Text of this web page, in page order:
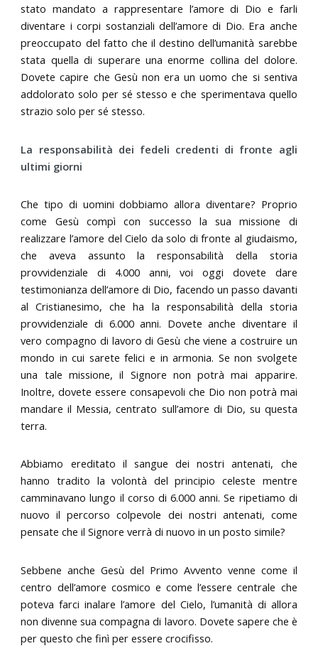
stato mandato a rappresentare l’amore di Dio e farli
diventare i corpi sostanziali dell’amore di Dio. Era anche
preoccupato del fatto che il destino dell’umanità sarebbe
stata quella di superare una enorme collina del dolore.
Dovete capire che Gesù non era un uomo che si sentiva
addolorato solo per sé stesso e che sperimentava quello
strazio solo per sé stesso.
La responsabilità dei fedeli credenti di fronte agli
ultimi giorni
Che tipo di uomini dobbiamo allora diventare? Proprio
come Gesù compì con successo la sua missione di
realizzare l’amore del Cielo da solo di fronte al giudaismo,
che aveva assunto la responsabilità della storia
provvidenziale di 4.000 anni, voi oggi dovete dare
testimonianza dell’amore di Dio, facendo un passo davanti
al Cristianesimo, che ha la responsabilità della storia
provvidenziale di 6.000 anni. Dovete anche diventare il
vero compagno di lavoro di Gesù che viene a costruire un
mondo in cui sarete felici e in armonia. Se non svolgete
una tale missione, il Signore non potrà mai apparire.
Inoltre, dovete essere consapevoli che Dio non potrà mai
mandare il Messia, centrato sull’amore di Dio, su questa
terra.
Abbiamo ereditato il sangue dei nostri antenati, che
hanno tradito la volontà del principio celeste mentre
camminavano lungo il corso di 6.000 anni. Se ripetiamo di
nuovo il percorso colpevole dei nostri antenati, come
pensate che il Signore verrà di nuovo in un posto simile?
Sebbene anche Gesù del Primo Avvento venne come il
centro dell’amore cosmico e come l’essere centrale che
poteva farci inalare l’amore del Cielo, l’umanità di allora
non divenne sua compagna di lavoro. Dovete sapere che è
per questo che finì per essere crocifisso.